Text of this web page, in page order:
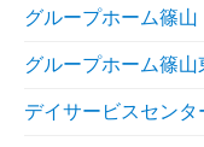
グループホーム篠山
グループホーム篠山
デイサービスセン